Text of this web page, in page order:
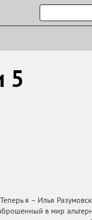
5
я – Илья
в мир